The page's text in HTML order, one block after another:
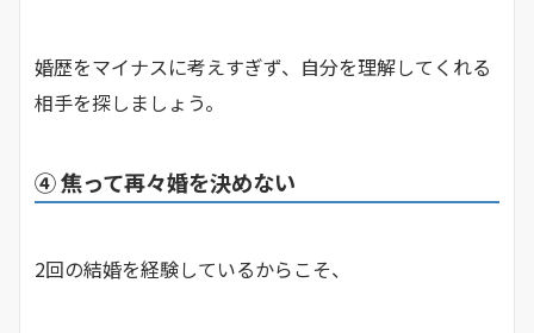
婚歴をマイナスに考えすぎず、自分を理解してくれる
相手を探しましょう。
④ 焦って再々婚を決めない
2回の結婚を経験しているからこそ、